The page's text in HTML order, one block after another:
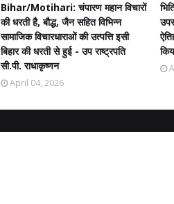
Bihar/Motihari: चंपारण महान विचारों
की धरती है, बौद्ध, जैन सहित विभिन्न
सामाजिक विचारधाराओं की उत्पत्ति इसी
बिहार की धरती से हुई - उप राष्ट्रपति
सी.पी. राधाकृष्णन
April 04, 2026